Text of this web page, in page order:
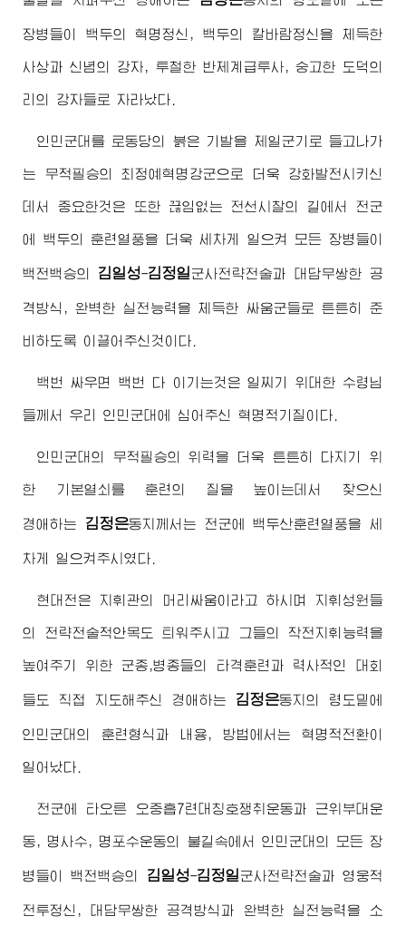
장병들이 백두의 혁명정신, 백두의 칼바람정신을 체득한
사상과 신념의 강자, 투철한 반제계급투사, 숭고한 도덕의
리의 강자들로 자라났다.
인민군대를 로동당의 붉은 기발을 제일군기로 들고나가
는 무적필승의 최정예혁명강군으로 더욱 강화발전시키신
데서 중요한것은 또한 끊임없는 전선시찰의 길에서 전군
에 백두의 훈련열풍을 더욱 세차게 일으켜 모든 장병들이
백전백승의 김일성-김정일 군사전략전술과 대담무쌍한 공
격방식, 완벽한 실전능력을 체득한 싸움군들로 튼튼히 준
비하도록 이끌어주신것이다.
백번 싸우면 백번 다 이기는것은 일찌기 위대한 수령님
들께서 우리 인민군대에 심어주신 혁명적기질이다.
인민군대의 무적필승의 위력을 더욱 튼튼히 다지기 위
한 기본열쇠를 훈련의 질을 높이는데서 찾으신
경애하는 김정은동지 께서는 전군에 백두산훈련열풍을 세
차게 일으켜주시였다.
현대전은 지휘관의 머리싸움이라고 하시며 지휘성원들
의 전략전술적안목도 틔워주시고 그들의 작전지휘능력을
높여주기 위한 군종,병종들의 타격훈련과 력사적인 대회
들도 직접 지도해주신 경애하는 김정은동지 의 령도밑에
인민군대의 훈련형식과 내용, 방법에서는 혁명적전환이
일어났다.
전군에 타오른 오중흡7련대칭호쟁취운동과 근위부대운
동, 명사수, 명포수운동의 불길속에서 인민군대의 모든 장
병들이 백전백승의 김일성-김정일 군사전략전술과 영웅적
전투정신, 대담무쌍한 공격방식과 완벽한 실전능력을 소